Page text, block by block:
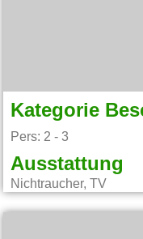
Kategorie
Pers: 2 - 3
Ausstattung
Nichtraucher, TV